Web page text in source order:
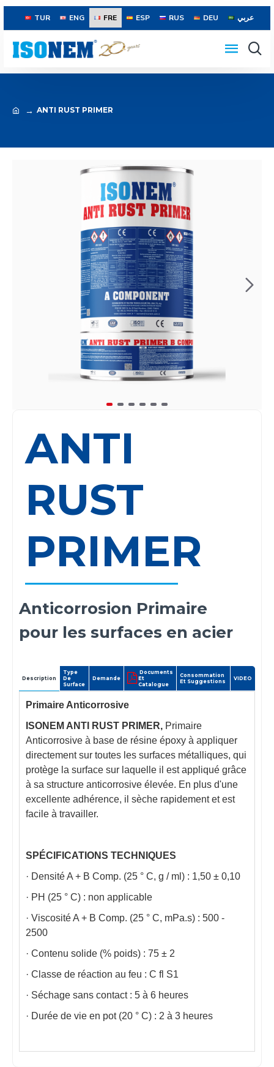
TUR ENG FRE ESP RUS DEU عربي
ANTI RUST PRIMER
ANTI
RUST
PRIMER
Description
Type
De
Surface
Demande
Documents
Et
Catalogue
Consommation
Et Suggestions
VIDEO
Primaire Anticorrosive
ISONEM ANTI RUST PRIMER, Primaire
Anticorrosive à base de résine époxy à appliquer
directement sur toutes les surfaces métalliques, qui
protège la surface sur laquelle il est appliqué grâce
à sa structure anticorrosive élevée. En plus d'une
excellente adhérence, il sèche rapidement et est
facile à travailler.
SPÉCIFICATIONS TECHNIQUES
· Densité A + B Comp. (25 ° C, g / ml) : 1,50 ± 0,10
· PH (25 ° C) : non applicable
· Viscosité A + B Comp. (25 ° C, mPa.s) : 500 -
2500
· Contenu solide (% poids) : 75 ± 2
· Classe de réaction au feu : C fl S1
· Séchage sans contact : 5 à 6 heures
· Durée de vie en pot (20 ° C) : 2 à 3 heures
Anticorrosion Primaire
pour les surfaces en acier